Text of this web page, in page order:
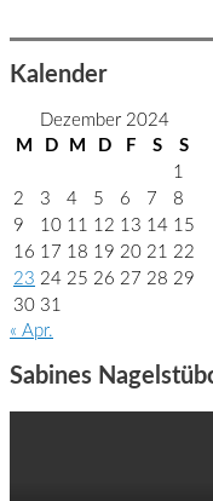
Kalender
Dezember 2024
M
D M D F S
S
1
2
3 4 5 6 7
8
9
10 11 12 13 14 15
16 17 18 19 20 21 22
23 24 25 26 27 28 29
30 31
« Apr.
Sabines